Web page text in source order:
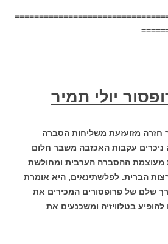
יולי תמיר
חזרה מזועזעת משליחות הסברה
ניכרים עקבות האכזבה משבר חלום
מעוצמת ההסברה הערבית ומחולשת
הברית. לפלשתינאים, היא אומרת
שלם של פרופסורים המכירים את
להופיע בטלוויזיה ומשכנעים את